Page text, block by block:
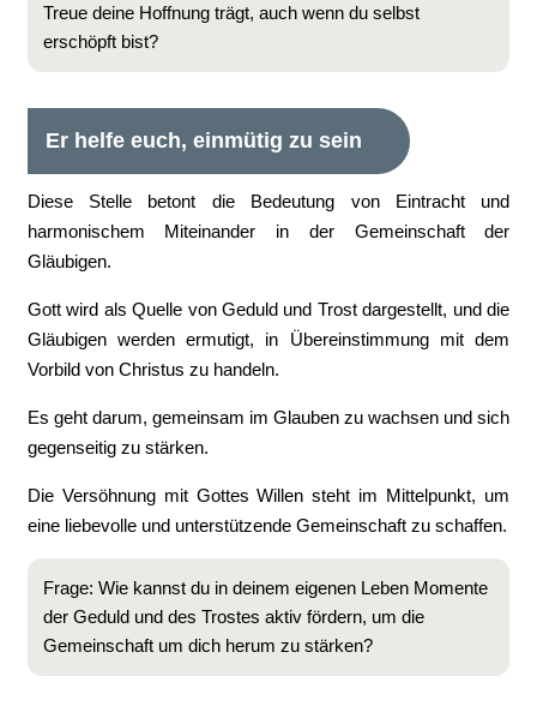
Treue deine Hoffnung trägt, auch wenn du selbst
erschöpft bist?
Er helfe euch, einmütig zu sein
Diese Stelle betont die Bedeutung von Eintracht und
harmonischem Miteinander in der Gemeinschaft der
Gläubigen.
Gott wird als Quelle von Geduld und Trost dargestellt, und die
Gläubigen werden ermutigt, in Übereinstimmung mit dem
Vorbild von Christus zu handeln.
Es geht darum, gemeinsam im Glauben zu wachsen und sich
gegenseitig zu stärken.
Die Versöhnung mit Gottes Willen steht im Mittelpunkt, um
eine liebevolle und unterstützende Gemeinschaft zu schaffen.
Frage: Wie kannst du in deinem eigenen Leben Momente
der Geduld und des Trostes aktiv fördern, um die
Gemeinschaft um dich herum zu stärken?